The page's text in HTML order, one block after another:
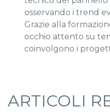
osservando i trend
Grazie alla
occhio attento su
coinvolgono i
ARTICOLI